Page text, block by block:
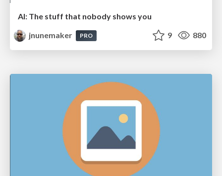
AI: The stuff that nobody shows you
jnunemaker
PRO 9 880